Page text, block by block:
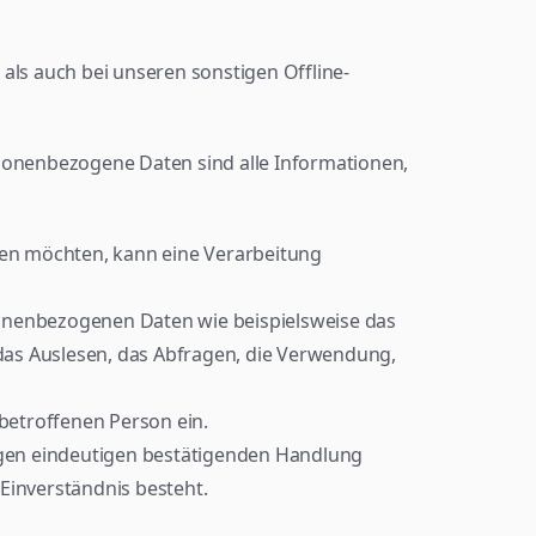
auch bei unseren sonstigen Offline-
Daten sind alle Informationen,
möchten, kann eine Verarbeitung
Daten wie beispielsweise das
Auslesen, das Abfragen, die Verwendung,
Person ein.
eindeutigen bestätigenden Handlung
besteht.